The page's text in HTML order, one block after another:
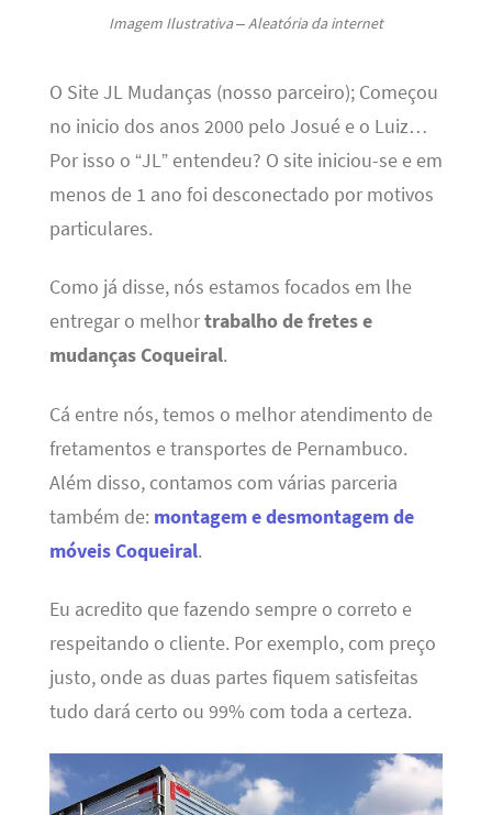
Imagem Ilustrativa – Aleatória da internet
O Site JL Mudanças (nosso parceiro); Começou
no inicio dos anos 2000 pelo Josué e o Luiz…
Por isso o “JL” entendeu? O site iniciou-se e em
menos de 1 ano foi desconectado por motivos
particulares.
Como já disse, nós estamos focados em lhe
entregar o melhortrabalho de fretes e
mudanças Coqueiral.
Cá entre nós, temos o melhor atendimento de
fretamentos e transportes de Pernambuco.
Além disso, contamos com várias parceria
também de: montagem e desmontagem de
móveis Coqueiral.
Eu acredito que fazendo sempre o correto e
respeitando o cliente. Por exemplo, com preço
justo, onde as duas partes fiquem satisfeitas
tudo dará certo ou 99% com toda a certeza.